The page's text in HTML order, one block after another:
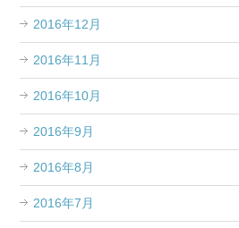
2016年12月
2016年11月
2016年10月
2016年9月
2016年8月
2016年7月